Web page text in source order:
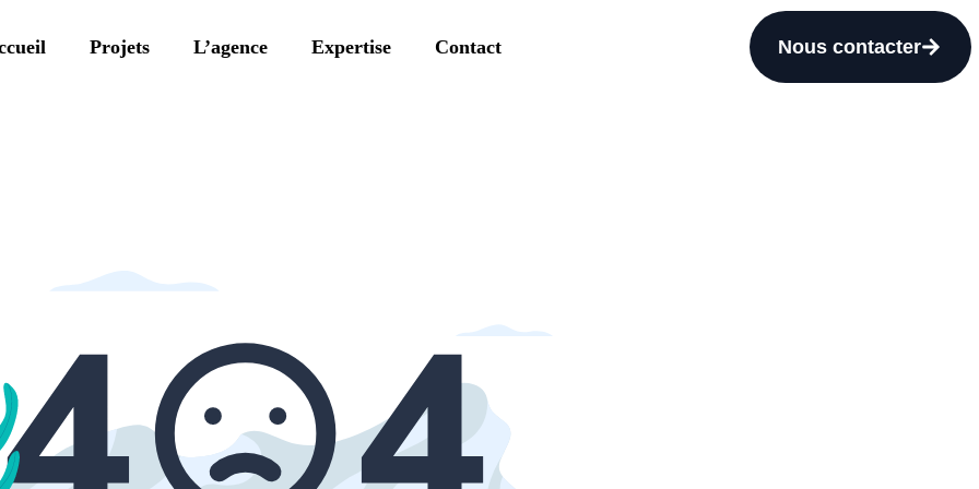
Projets L’agence Expertise Contact Nous contacter